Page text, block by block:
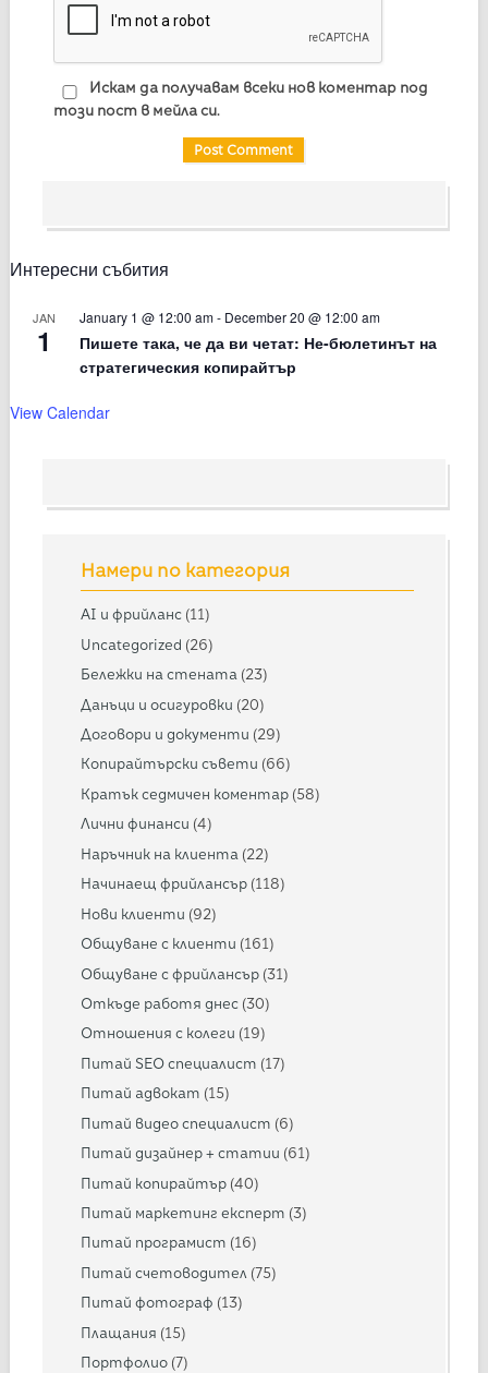
Искам да получавам всеки нов коментар под
този пост в мейла си.
Интересни събития
JAN
1
January 1 @ 12:00 am- December 20 @ 12:00 am
Пишете така, че да ви четат: Не-бюлетинът на
стратегическия копирайтър
View Calendar
Намери по категория
AI и фрийланс (11)
Uncategorized (26)
Бележки на стената (23)
Данъци и осигуровки (20)
Договори и документи (29)
Копирайтърски съвети (66)
Кратък седмичен коментар (58)
Лични финанси (4)
Наръчник на клиента (22)
Начинаещ фрийлансър (118)
Нови клиенти (92)
Общуване с клиенти (161)
Общуване с фрийлансър (31)
Откъде работя днес (30)
Отношения с колеги (19)
Питай SEO специалист (17)
Питай адвокат (15)
Питай видео специалист (6)
Питай дизайнер + статии (61)
Питай копирайтър (40)
Питай маркетинг експерт (3)
Питай програмист (16)
Питай счетоводител (75)
Питай фотограф (13)
Плащания (15)
Портфолио (7)